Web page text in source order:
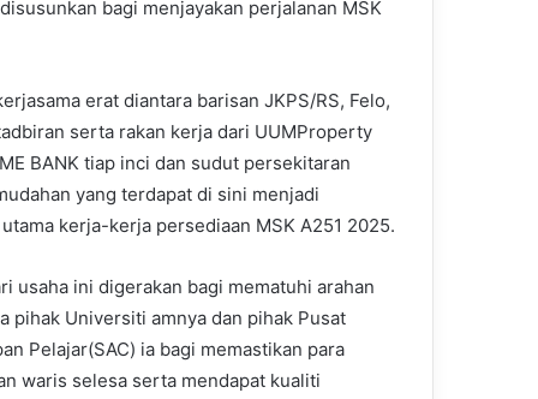
bagi menjayakan perjalanan MSK
erat diantara barisan JKPS/RS, Felo,
serta rakan kerja dari UUMProperty
BANK tiap inci dan sudut persekitaran
yang terdapat di sini menjadi
kerja-kerja persediaan MSK A251 2025.
usaha ini digerakan bagi mematuhi arahan
pihak Universiti amnya dan pihak Pusat
Pelajar(SAC) ia bagi memastikan para
waris selesa serta mendapat kualiti